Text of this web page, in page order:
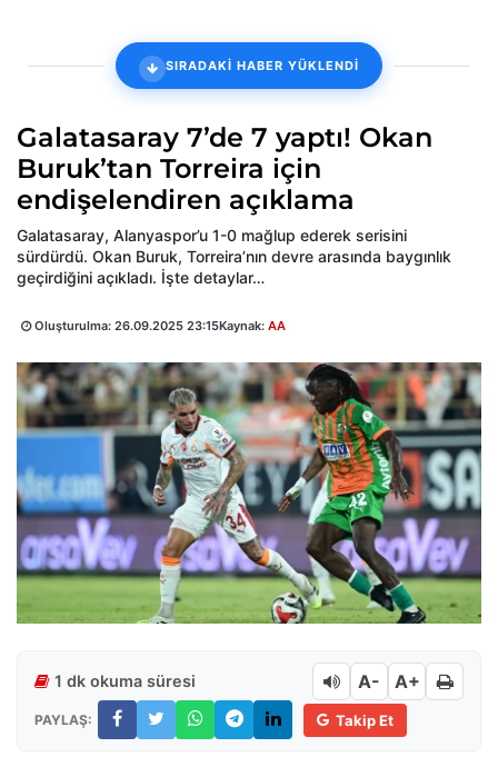
SIRADAKİ HABER YÜKLENDİ
Galatasaray 7’de 7 yaptı! Okan
Buruk’tan Torreira için
endişelendiren açıklama
Galatasaray, Alanyaspor’u 1-0 mağlup ederek serisini
sürdürdü. Okan Buruk, Torreira’nın devre arasında baygınlık
geçirdiğini açıkladı. İşte detaylar…
Oluşturulma: 26.09.2025 23:15Kaynak: AA
1 dk okuma süresi A- A+
PAYLAŞ: Takip Et